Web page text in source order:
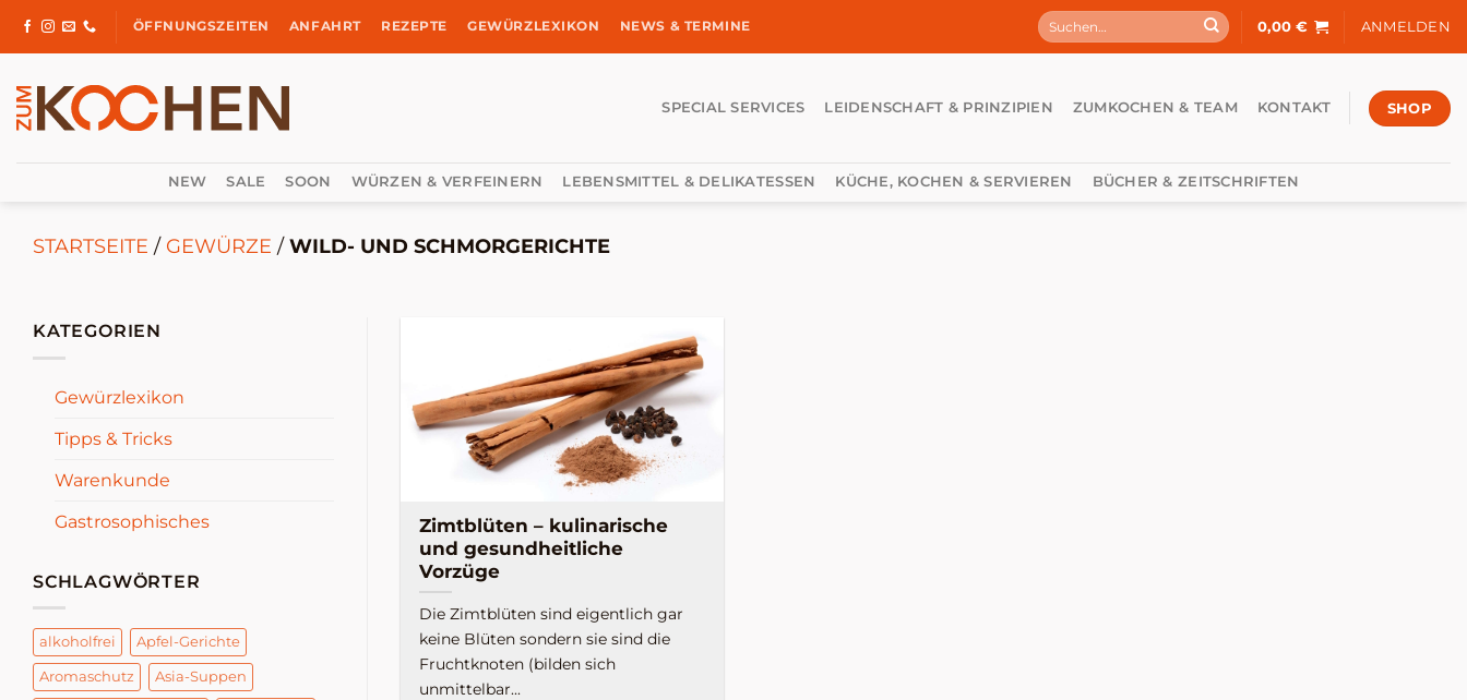
Inhalt
ÖFFNUNGSZEITEN ANFAHRT REZEPTE GEWÜRZLEXIKON NEWS & TERMINE
Suchen
nach:
0,00€ ANMELDEN
SPECIAL SERVICES LEIDENSCHAFT & PRINZIPIEN ZUMKOCHEN & TEAM KONTAKT SHOP
NEW SALE SOON WÜRZEN & VERFEINERN LEBENSMITTEL & DELIKATESSEN KÜCHE, KOCHEN & SERVIEREN BÜCHER & ZEITSCHRIFTEN
STARTSEITE / GEWÜRZE /WILD- UND SCHMORGERICHTE
KATEGORIEN
Gewürzlexikon
Tipps & Tricks
Warenkunde
Gastrosophisches
SCHLAGWÖRTER
alkoholfrei Apfel-Gerichte
Aromaschutz Asia-Suppen
Zimtblüten – kulinarische
und gesundheitliche
Vorzüge
Die Zimtblüten sind eigentlich gar
keine Blüten sondern sie sind die
Fruchtknoten (bilden sich
unmittelbar...